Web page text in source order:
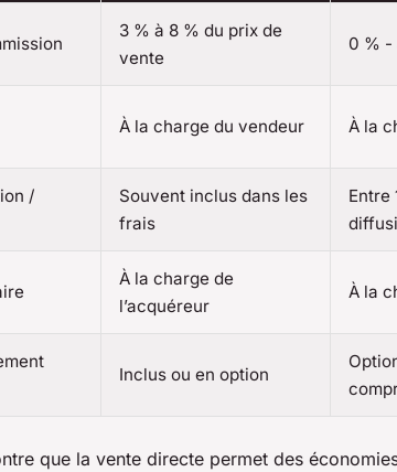
3 % à 8 % du prix de
vente
0 % -
À la charge du vendeur À la
/
Souvent inclus dans les
frais
Entre
À la charge de
l’acquéreur
À la
Inclus ou en option
que la vente directe permet des